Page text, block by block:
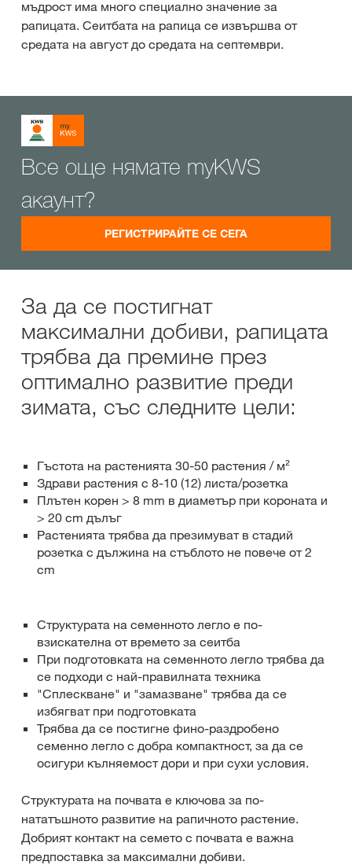
мъдрост има много специално значение за
рапицата. Сеитбата на рапица се извършва от
средата на август до средата на септември.
Все още нямате myKWS
акаунт?
РЕГИСТРИРАЙТЕ СЕ СЕГА
За да се постигнат
максимални добиви, рапицата
трябва да премине през
оптимално развитие преди
зимата, със следните цели:
Гъстота на растенията 30-50 растения / м²
Здрави растения с 8-10 (12) листа/розетка
Плътен корен > 8 mm в диаметър при короната и
> 20 cm дълъг
Растенията трябва да презимуват в стадий
розетка с дължина на стъблото не повече от 2
cm
Структурата на семенното легло е по-
взискателна от времето за сеитба
При подготовката на семенното легло трябва да
се подходи с най-правилната техника
"Сплескване" и "замазване" трябва да се
избягват при подготовката
Трябва да се постигне фино-раздробено
семенно легло с добра компактност, за да се
осигури кълняемост дори и при сухи условия.
Структурата на почвата е ключова за по-
нататъшното развитие на рапичното растение.
Добрият контакт на семето с почвата е важна
предпоставка за максимални добиви.